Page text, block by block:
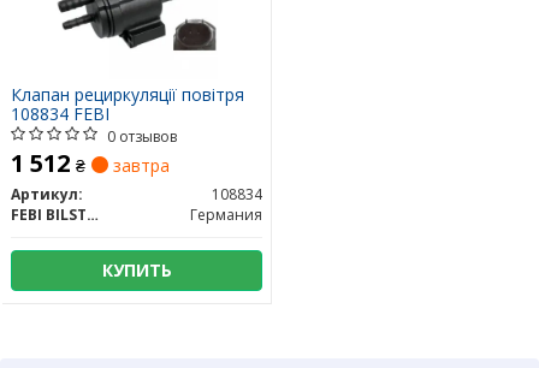
Клапан рециркуляції повітря
108834 FEBI
0 отзывов
1 512 ₴ завтра
Артикул:
108834
FEBI BILSTEIN
Германия
КУПИТЬ